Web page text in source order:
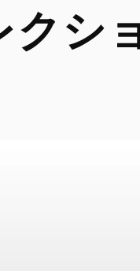
シ